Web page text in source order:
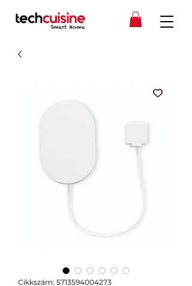
Cikkszám: 5713594004273